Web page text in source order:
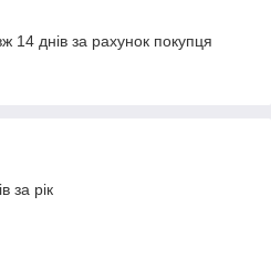
14 днів за рахунок покупця
за рік